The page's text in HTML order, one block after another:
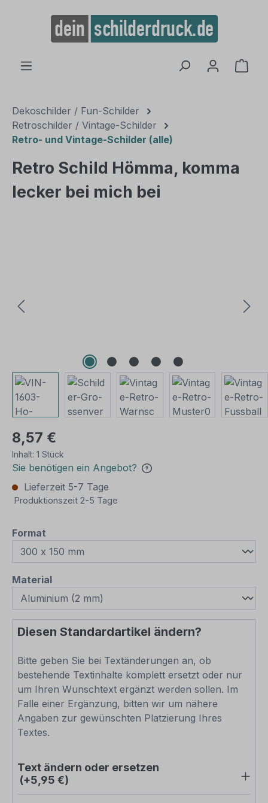
springen
Dekoschilder / Fun-Schilder
Retroschilder / Vintage-Schilder
Retro- und Vintage-Schilder (alle)
Retro Schild Hömma, komma
lecker bei mich bei
8,57 €
Inhalt: 1 Stück
Sie benötigen ein Angebot?
Lieferzeit 5-7 Tage
Produktionszeit 2-5 Tage
Format
Materialauswählen
Diesen Standardartikel ändern?
Bitte geben Sie bei Textänderungen an, ob
bestehende Textinhalte komplett ersetzt oder nur
um Ihren Wunschtext ergänzt werden sollen. Im
Falle einer Ergänzung, bitten wir um nähere
Angaben zur gewünschten Platzierung Ihres
Textes.
Text ändern oder ersetzen
(+5,95 €)